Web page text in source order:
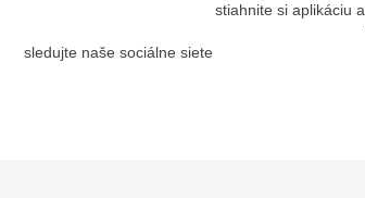
sledujte naše sociálne siete
stiahnite si aplikáciu